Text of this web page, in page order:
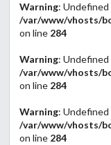
Warning: Undefined
/var/www/vhosts/
on line 284
Warning: Undefined
/var/www/vhosts/
on line 284
Warning: Undefined
/var/www/vhosts/
on line 284